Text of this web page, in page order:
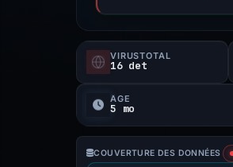
VIRUSTOTAL
16 det
ÂGE
5 mo
COUVERTURE DES DONNÉES